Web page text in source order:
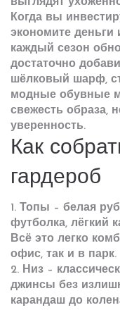
Когда вы
экономите деньги
каждый сезон
достаточно
шёлковый шарф,
модные обувные
свежесть образа,
уверенность.
Как
гардероб
1. Топы – белая
футболка, лёгкий
Всё это легко
офис, так и в парк.
2. Низ –
джинсы без
карандаш до